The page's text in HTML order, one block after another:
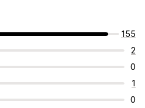
155
2
0
1
0